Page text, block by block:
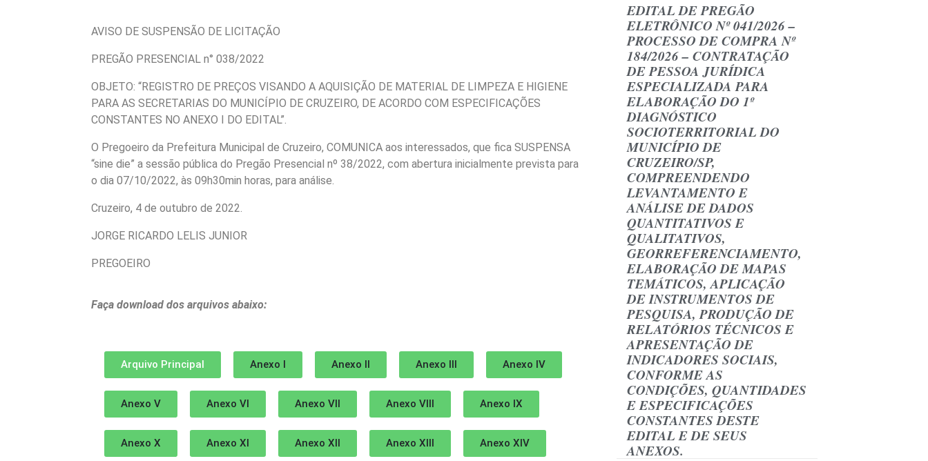
AVISO DE SUSPENSÃO DE LICITAÇÃO
PREGÃO PRESENCIAL n° 038/2022
OBJETO: “REGISTRO DE PREÇOS VISANDO A AQUISIÇÃO DE MATERIAL DE LIMPEZA E HIGIENE
PARA AS SECRETARIAS DO MUNICÍPIO DE CRUZEIRO, DE ACORDO COM ESPECIFICAÇÕES
CONSTANTES NO ANEXO I DO EDITAL”.
O Pregoeiro da Prefeitura Municipal de Cruzeiro, COMUNICA aos interessados, que fica SUSPENSA
“sine die” a sessão pública do Pregão Presencial nº 38/2022, com abertura inicialmente prevista para
o dia 07/10/2022, às 09h30min horas, para análise.
Cruzeiro, 4 de outubro de 2022.
JORGE RICARDO LELIS JUNIOR
PREGOEIRO
Faça download dos arquivos abaixo:
Arquivo Principal Anexo I Anexo II Anexo III Anexo IV
Anexo V Anexo VI Anexo VII Anexo VIII Anexo IX
Anexo X Anexo XI Anexo XII Anexo XIII Anexo XIV
EDITAL DE PREGÃO
ELETRÔNICO Nº 041/2026 –
PROCESSO DE COMPRA Nº
184/2026 – CONTRATAÇÃO
DE PESSOA JURÍDICA
ESPECIALIZADA PARA
ELABORAÇÃO DO 1º
DIAGNÓSTICO
SOCIOTERRITORIAL DO
MUNICÍPIO DE
CRUZEIRO/SP,
COMPREENDENDO
LEVANTAMENTO E
ANÁLISE DE DADOS
QUANTITATIVOS E
QUALITATIVOS,
GEORREFERENCIAMENTO,
ELABORAÇÃO DE MAPAS
TEMÁTICOS, APLICAÇÃO
DE INSTRUMENTOS DE
PESQUISA, PRODUÇÃO DE
RELATÓRIOS TÉCNICOS E
APRESENTAÇÃO DE
INDICADORES SOCIAIS,
CONFORME AS
CONDIÇÕES, QUANTIDADES
E ESPECIFICAÇÕES
CONSTANTES DESTE
EDITAL E DE SEUS
ANEXOS.